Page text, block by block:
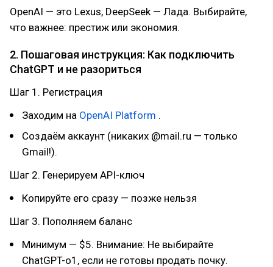
OpenAI — это Lexus, DeepSeek — Лада. Выбирайте,
что важнее: престиж или экономия.
2. Пошаговая инструкция: Как подключить
ChatGPT и не разориться
Шаг 1. Регистрация
Заходим на OpenAI Platform .
Создаём аккаунт (никаких @mail.ru — только
Gmail!).
Шаг 2. Генерируем API-ключ
Копируйте его сразу — позже нельзя
Шаг 3. Пополняем баланс
Минимум — $5. Внимание: Не выбирайте
ChatGPT-o1, если не готовы продать почку.